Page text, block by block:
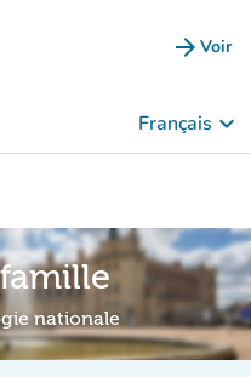
arrow_forward Voir
Français keyboard_arrow_down
nationale